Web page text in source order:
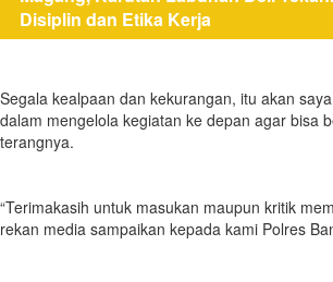
Disiplin dan Etika Kerja
Segala kealpaan dan kekurangan, itu akan
dalam mengelola kegiatan ke depan agar bisa
terangnya.
“Terimakasih untuk masukan maupun kritik
rekan media sampaikan kepada kami Polres